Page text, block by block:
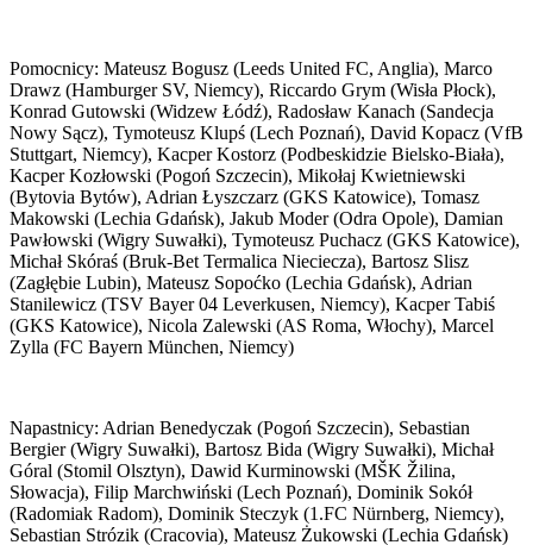
Pomocnicy: Mateusz Bogusz (Leeds United FC, Anglia), Marco
Drawz (Hamburger SV, Niemcy), Riccardo Grym (Wisła Płock),
Konrad Gutowski (Widzew Łódź), Radosław Kanach (Sandecja
Nowy Sącz), Tymoteusz Klupś (Lech Poznań), David Kopacz (VfB
Stuttgart, Niemcy), Kacper Kostorz (Podbeskidzie Bielsko-Biała),
Kacper Kozłowski (Pogoń Szczecin), Mikołaj Kwietniewski
(Bytovia Bytów), Adrian Łyszczarz (GKS Katowice), Tomasz
Makowski (Lechia Gdańsk), Jakub Moder (Odra Opole), Damian
Pawłowski (Wigry Suwałki), Tymoteusz Puchacz (GKS Katowice),
Michał Skóraś (Bruk-Bet Termalica Nieciecza), Bartosz Slisz
(Zagłębie Lubin), Mateusz Sopoćko (Lechia Gdańsk), Adrian
Stanilewicz (TSV Bayer 04 Leverkusen, Niemcy), Kacper Tabiś
(GKS Katowice), Nicola Zalewski (AS Roma, Włochy), Marcel
Zylla (FC Bayern München, Niemcy)
Napastnicy: Adrian Benedyczak (Pogoń Szczecin), Sebastian
Bergier (Wigry Suwałki), Bartosz Bida (Wigry Suwałki), Michał
Góral (Stomil Olsztyn), Dawid Kurminowski (MŠK Žilina,
Słowacja), Filip Marchwiński (Lech Poznań), Dominik Sokół
(Radomiak Radom), Dominik Steczyk (1.FC Nürnberg, Niemcy),
Sebastian Strózik (Cracovia), Mateusz Żukowski (Lechia Gdańsk)